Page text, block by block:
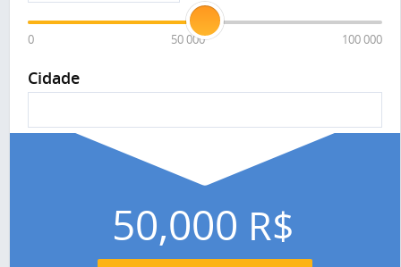
0 50 000 100 000
Cidade
50,000 R$